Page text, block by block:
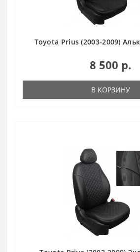
Toyota Prius (2003-2009)
8 500 р.
В КОРЗИНУ